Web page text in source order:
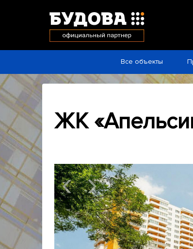
Все объекты
ЖК
‹ ›